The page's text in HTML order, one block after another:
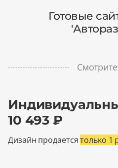
Готовые
10 493 ₽
Дизайн продаетсятолько 1